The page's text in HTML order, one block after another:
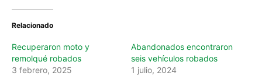
Relacionado
Recuperaron moto y
remolqué robados
3 febrero, 2025
Abandonados encontraron
seis vehículos robados
1 julio, 2024